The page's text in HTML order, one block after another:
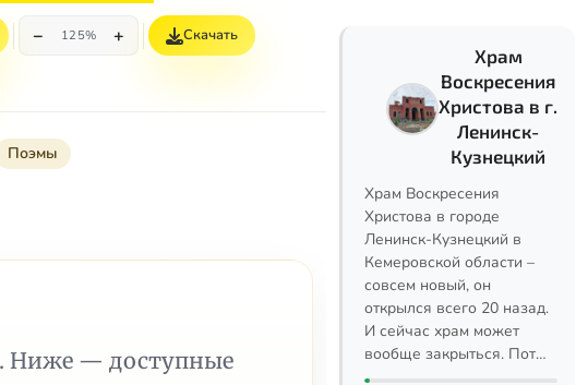
− 125% + Скачать
Поэмы
Ниже — доступные
Храм
Воскресения
Христова в г.
Ленинск-
Кузнецкий
Храм Воскресения
Христова в городе
Ленинск-Кузнецкий в
Кемеровской области –
совсем новый, он
открылся всего 20 назад.
И сейчас храм может
вообще закрыться. Пот…